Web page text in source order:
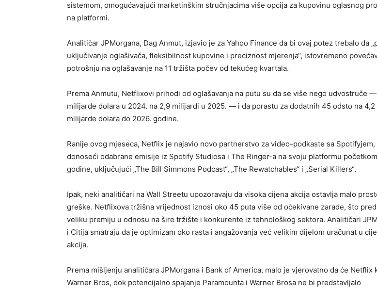
sistemom, omogućavajući marketinškim stručnjacima više opcija za kupovinu oglasnog
na platformi.
Analitičar JPMorgana, Dag Anmut, izjavio je za Yahoo Finance da bi ovaj potez trebalo da
uključivanje oglašivača, fleksibilnost kupovine i preciznost mjerenja“, istovremeno
potrošnju na oglašavanje na 11 tržišta počev od tekućeg kvartala.
Prema Anmutu, Netflixovi prihodi od oglašavanja na putu su da se više nego udvostruče —
milijarde dolara u 2024. na 2,9 milijardi u 2025. — i da porastu za dodatnih 45 odsto na 4,2
milijarde dolara do 2026. godine.
Ranije ovog mjeseca, Netflix je najavio novo partnerstvo za video-podkaste sa Spotifyjem,
donoseći odabrane emisije iz Spotify Studiosa i The Ringer-a na svoju platformu
godine, uključujući „The Bill Simmons Podcast“, „The Rewatchables“ i „Serial Killers“.
Ipak, neki analitičari na Wall Streetu upozoravaju da visoka cijena akcija ostavlja malo
greške. Netflixova tržišna vrijednost iznosi oko 45 puta više od očekivane zarade, što
veliku premiju u odnosu na šire tržište i konkurente iz tehnološkog sektora. Analitičari
i Citija smatraju da je optimizam oko rasta i angažovanja već velikim dijelom uračunat u
akcija.
Prema mišljenju analitičara JPMorgana i Bank of America, malo je vjerovatno da će Netflix
Warner Bros, dok potencijalno spajanje Paramounta i Warner Brosa ne bi predstavljalo